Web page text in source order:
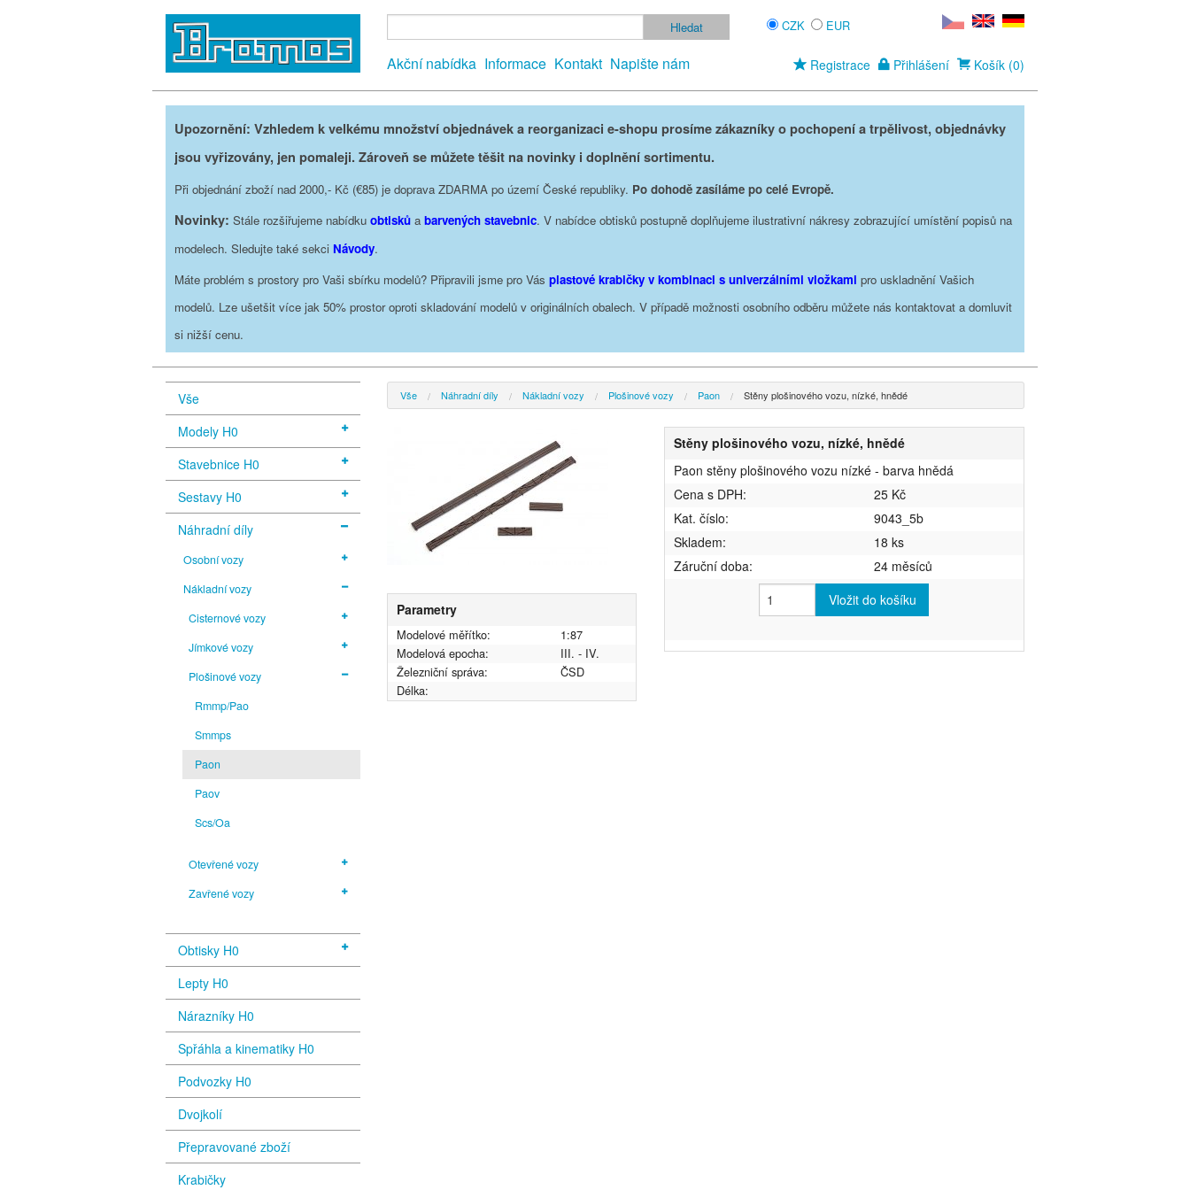
Akční nabídka Informace Kontakt Napište nám
CZK EUR
Registrace Přihlášení Košík (0)
Upozornění: Vzhledem k velkému množství objednávek a reorganizaci e-shopu prosíme zákazníky o pochopení a trpělivost, objednávky
jsou vyřizovány, jen pomaleji. Zároveň se můžete těšit na novinky i doplnění sortimentu.
Při objednání zboží nad 2000,- Kč (€85) je doprava ZDARMA po území České republiky. Po dohodě zasíláme po celé Evropě.
Novinky: Stále rozšiřujeme nabídku obtisků a barvených stavebnic. V nabídce obtisků postupně doplňujeme ilustrativní nákresy zobrazující umístění popisů na
modelech. Sledujte také sekci Návody.
Máte problém s prostory pro Vaši sbírku modelů? Připravili jsme pro Vás plastové krabičky v kombinaci s univerzálními vložkami pro uskladnění Vašich
modelů. Lze ušetšit více jak 50% prostor oproti skladování modelů v originálních obalech. V případě možnosti osobního odběru můžete nás kontaktovat a domluvit
si nižší cenu.
Vše
Modely H0
Stavebnice H0
Sestavy H0
Náhradní díly
Osobní vozy
Nákladní vozy
Cisternové vozy
Jímkové vozy
Plošinové vozy
Rmmp/Pao
Smmps
Paon
Paov
Scs/Oa
Otevřené vozy
Zavřené vozy
Obtisky H0
Lepty H0
Nárazníky H0
Spřáhla a kinematiky H0
Podvozky H0
Dvojkolí
Přepravované zboží
Krabičky
Vše Náhradní díly Nákladní vozy Plošinové vozy Paon Stěny plošinového vozu, nízké, hnědé
Parametry
Modelové měřítko:
1:87
Modelová epocha:
III. - IV.
Železniční správa:
ČSD
Délka:
Stěny plošinového vozu, nízké, hnědé
Paon stěny plošinového vozu nízké - barva hnědá
Cena s DPH:
25 Kč
Kat. číslo:
9043_5b
Skladem:
18 ks
Záruční doba:
24 měsíců
Vložit do košíku